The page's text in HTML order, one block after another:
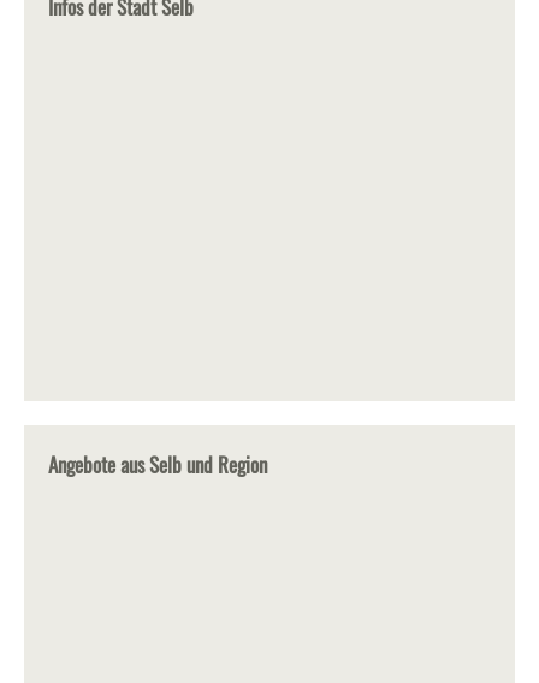
Infos der Stadt Selb
Angebote aus Selb und Region